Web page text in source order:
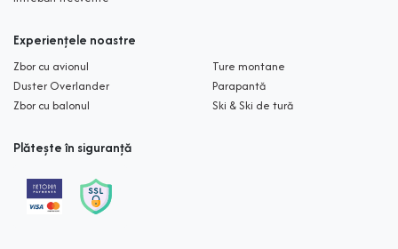
Experiențele noastre
Zbor cu avionul
Ture montane
Duster Overlander
Parapantă
Zbor cu balonul
Ski & Ski de tură
Plătește în siguranță